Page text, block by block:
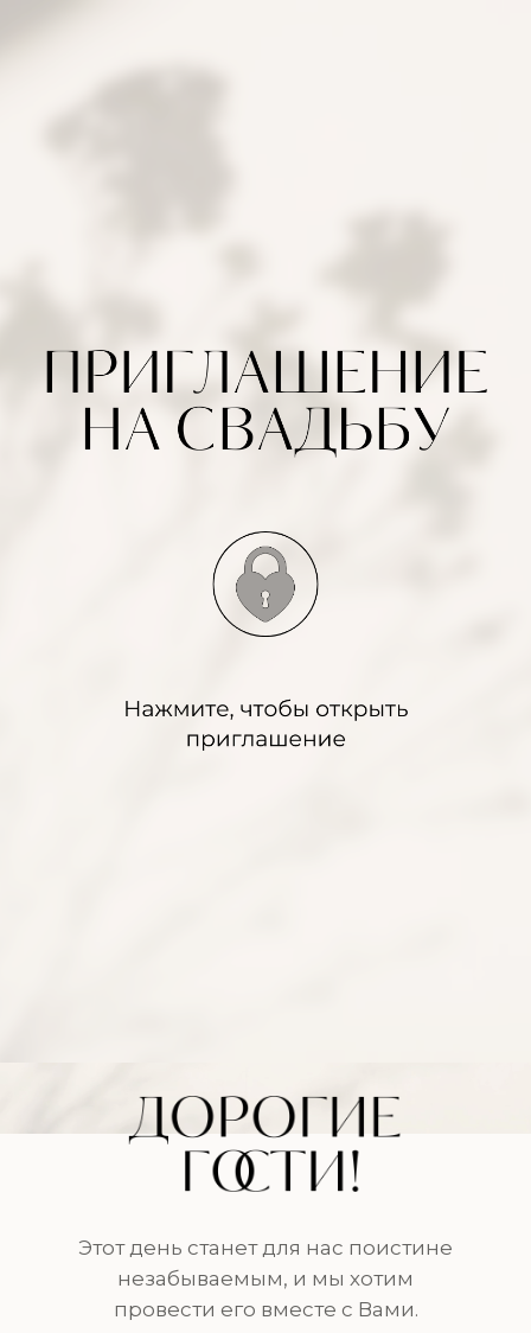
Этот день станет для нас поистине
незабываемым, и мы хотим
провести его вместе с Вами.